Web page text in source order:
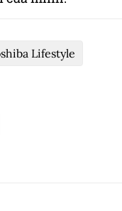
Lifestyle